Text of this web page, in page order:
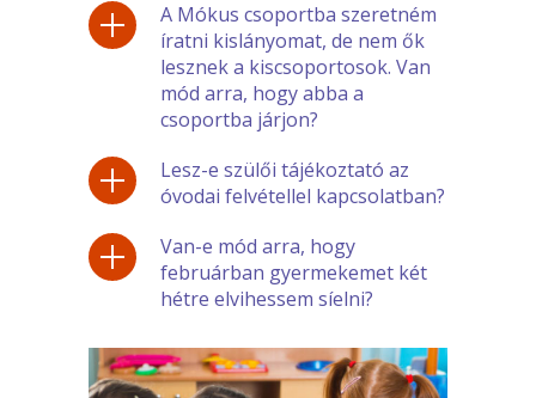
A Mókus csoportba szeretném
íratni kislányomat, de nem ők
lesznek a kiscsoportosok. Van
mód arra, hogy abba a
csoportba járjon?
Lesz-e szülői tájékoztató az
óvodai felvétellel kapcsolatban?
Van-e mód arra, hogy
februárban gyermekemet két
hétre elvihessem síelni?